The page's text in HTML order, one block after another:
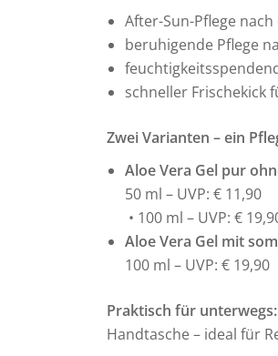
After-Sun-Pflege
beruhigende Pflege
schneller Frischekick
Zwei Varianten – ein
Aloe Vera Gel pur
50 ml – UVP: € 11,90
• 100 ml – UVP: €
Aloe Vera Gel mit
100 ml – UVP: € 19,90
Praktisch für unterwegs:
Handtasche – ideal für